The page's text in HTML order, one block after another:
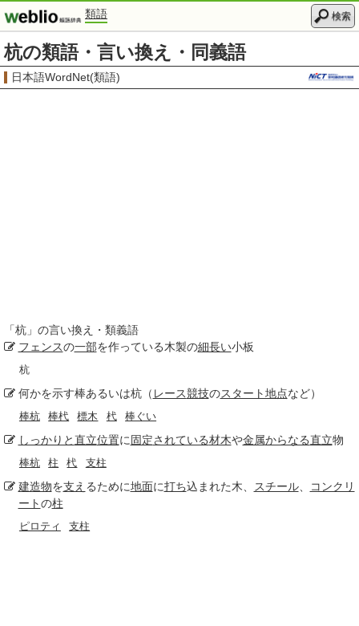
類語 検索
杭の類語・言い換え・同義語
日本語WordNet(類語)
「杭 」の言い換え・類義語
フェンスの一部を作っている木製の細長い小板
杭
何かを示す棒あるいは杭（ レース競技のスタート地点など）
棒杭 棒杙 標木 杙 棒ぐい
しっかりと直立位置に 固定されている材木や金属からなる直立物
棒杭 柱 杙 支柱
建造物を支え るために地面に打ち込まれた木、 スチール、
コンクリ
ートの柱
ピロティ 支柱